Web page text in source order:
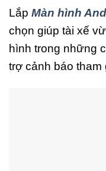
Lắp Màn hình
chọn giúp tài xế
hình trong những
trợ cảnh báo